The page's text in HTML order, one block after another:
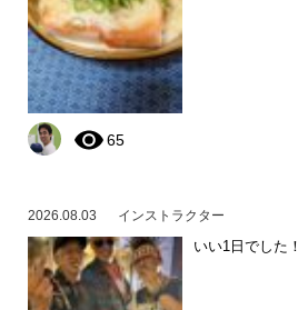
65
2026.08.03 インストラクター
いい1日でした！